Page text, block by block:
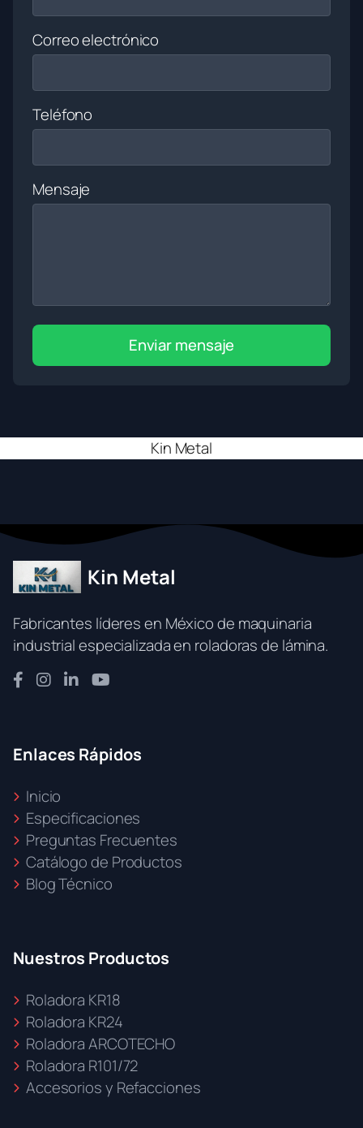
Correo electrónico
Teléfono
Mensaje
Enviar mensaje
Kin Metal
Kin Metal
Fabricantes líderes en México de maquinaria
industrial especializada en roladoras de lámina.
Enlaces Rápidos
Inicio
Especificaciones
Preguntas Frecuentes
Catálogo de Productos
Blog Técnico
Nuestros Productos
Roladora KR18
Roladora KR24
Roladora ARCOTECHO
Roladora R101/72
Accesorios y Refacciones